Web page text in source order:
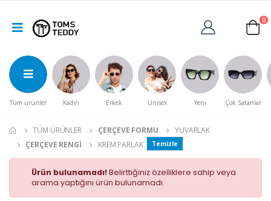
0
Tüm ürünler Kadın Erkek Unisex Yeni Çok Satanlar
TÜM ÜRÜNLER ÇERÇEVE FORMU
YUVARLAK
ÇERÇEVE RENGI
KREM PARLAK Temizle
Ürün bulunamadı!Belirttiğiniz özelliklere sahip veya
arama yaptığını ürün bulunamadı.